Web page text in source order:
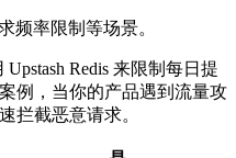
频率限制等场景。
Redis 来限制每日提
例，当你的产品遇到流量攻
拦截恶意请求。